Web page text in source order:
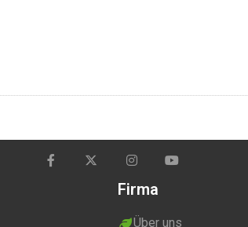
Firma
Über uns